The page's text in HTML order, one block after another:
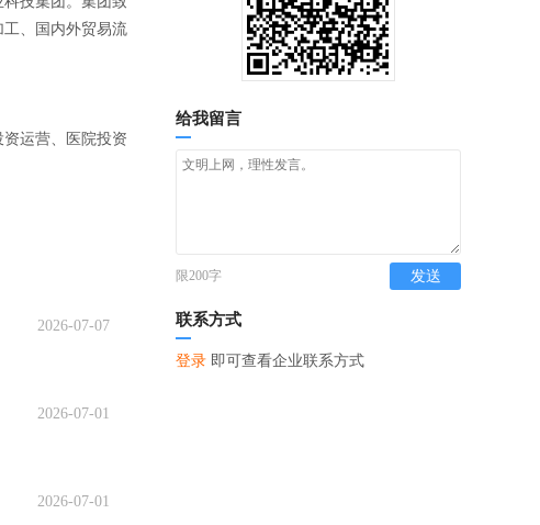
、国内外贸易流
运营、医院投资
2026-07-07
2026-07-01
2026-07-01
给我留言
限200字 发送
联系方式
登录 即可查看企业联系方式